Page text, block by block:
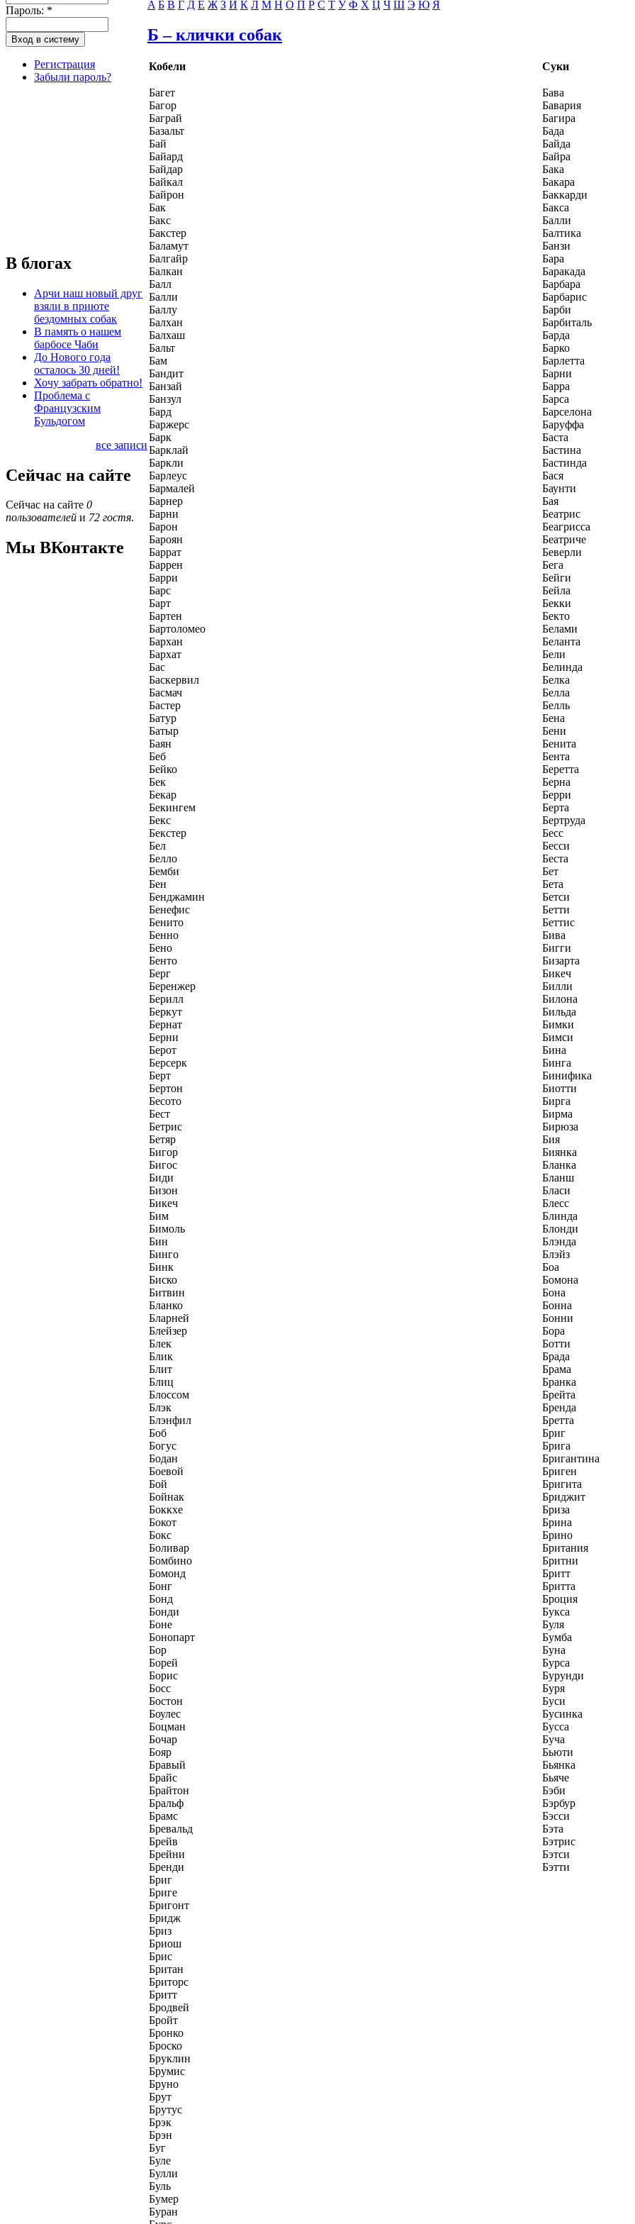
Пароль: *
Регистрация
Забыли пароль?
В блогах
Арчи наш новый друг
взяли в приюте
бездомных собак
В память о нашем
барбосе Чаби
До Нового года
осталось 30 дней!
Хочу забрать обратно!
Проблема с
Французским
Бульдогом
все записи
Сейчас на сайте
Сейчас на сайте 0
пользователей и 72 гостя.
Мы ВКонтакте
A Б В Г Д Е Ж З И К Л М Н О П Р С Т У Ф Х Ц Ч Ш Э Ю Я
Б – клички собак
Кобели Суки
Багет
Багор
Баграй
Базальт
Бай
Байард
Байдар
Байкал
Байрон
Бак
Бакс
Бакстер
Баламут
Балгайр
Балкан
Балл
Балли
Баллу
Балхан
Балхаш
Бальт
Бам
Бандит
Банзай
Банзул
Бард
Баржерс
Барк
Барклай
Баркли
Барлеус
Бармалей
Барнер
Барни
Барон
Бароян
Баррат
Баррен
Барри
Барс
Барт
Бартен
Бартоломео
Бархан
Бархат
Бас
Баскервил
Басмач
Бастер
Батур
Батыр
Баян
Беб
Бейко
Бек
Бекар
Бекингем
Бекс
Бекстер
Бел
Белло
Бемби
Бен
Бенджамин
Бенефис
Бенито
Бенно
Бено
Бенто
Берг
Беренжер
Берилл
Беркут
Бернат
Берни
Берот
Берсерк
Берт
Бертон
Бесото
Бест
Бетрис
Бетяр
Бигор
Бигос
Биди
Бизон
Бикеч
Бим
Бимоль
Бин
Бинго
Бинк
Биско
Битвин
Бланко
Бларней
Блейзер
Блек
Блик
Блит
Блиц
Блоссом
Блэк
Блэнфил
Боб
Богус
Бодан
Боевой
Бой
Бойнак
Боккхе
Бокот
Бокс
Боливар
Бомбино
Бомонд
Бонг
Бонд
Бонди
Боне
Бонопарт
Бор
Борей
Борис
Босс
Бостон
Боулес
Боцман
Бочар
Бояр
Бравый
Брайс
Брайтон
Бральф
Брамс
Бревальд
Брейв
Брейни
Бренди
Бриг
Бриге
Бригонт
Бридж
Бриз
Бриош
Брис
Британ
Бриторс
Бритт
Бродвей
Бройт
Бронко
Броско
Бруклин
Брумис
Бруно
Брут
Брутус
Брэк
Брэн
Буг
Буле
Булли
Буль
Бумер
Буран
Бава
Бавария
Багира
Бада
Байда
Байра
Бака
Бакара
Баккарди
Бакса
Балли
Балтика
Банзи
Бара
Баракада
Барбара
Барбарис
Барби
Барбиталь
Барда
Барко
Барлетта
Барни
Барра
Барса
Барселона
Баруффа
Баста
Бастина
Бастинда
Бася
Баунти
Бая
Беатрис
Беагрисса
Беатриче
Беверли
Бега
Бейги
Бейла
Бекки
Бекто
Белами
Беланта
Бели
Белинда
Белка
Белла
Белль
Бена
Бени
Бенита
Бента
Беретта
Берна
Берри
Берта
Бертруда
Бесс
Бесси
Беста
Бет
Бета
Бетси
Бетти
Беттис
Бива
Бигги
Бизарта
Бикеч
Билли
Билона
Бильда
Бимки
Бимси
Бина
Бинга
Бинифика
Биотти
Бирга
Бирма
Бирюза
Бия
Биянка
Бланка
Бланш
Бласи
Блесс
Блинда
Блонди
Блэнда
Блэйз
Боа
Бомона
Бона
Бонна
Бонни
Бора
Ботти
Брада
Брама
Бранка
Брейта
Бренда
Бретта
Бриг
Брига
Бригантина
Бриген
Бригита
Бриджит
Бриза
Брина
Брино
Британия
Бритни
Бритт
Бритта
Броция
Букса
Буля
Бумба
Буна
Бурса
Бурунди
Буря
Буси
Бусинка
Бусса
Буча
Бьюти
Бьянка
Бьяче
Бэби
Бэрбур
Бэсси
Бэта
Бэтрис
Бэтси
Бэтти